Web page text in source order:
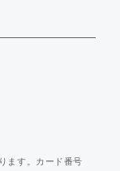
ます。カード番号